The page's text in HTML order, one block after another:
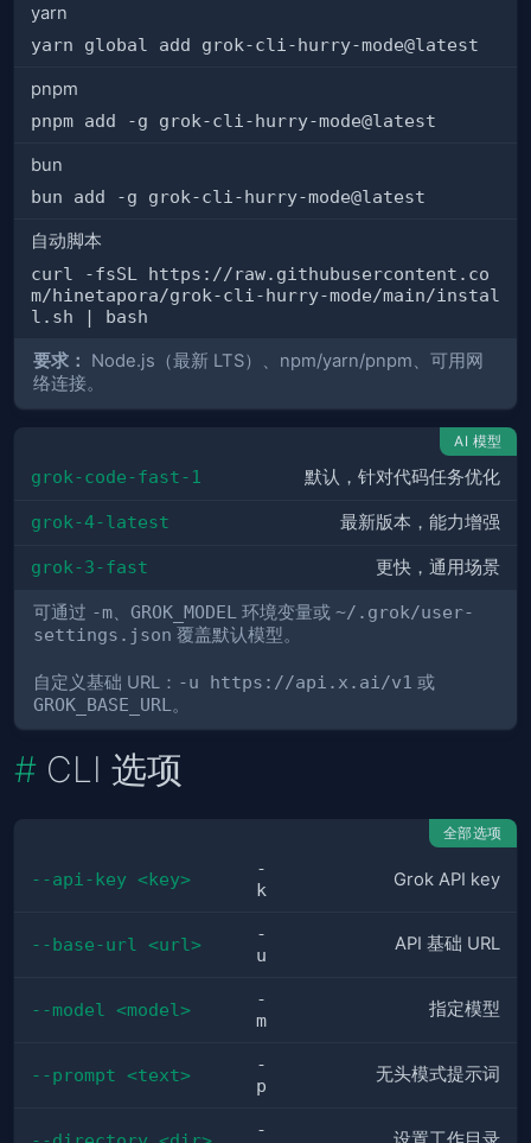
yarn
yarn global add grok-cli-hurry-mode@latest
pnpm
pnpm add -g grok-cli-hurry-mode@latest
bun
bun add -g grok-cli-hurry-mode@latest
自动脚本
curl -fsSL https://raw.githubusercontent.co
m/hinetapora/grok-cli-hurry-mode/main/instal
l.sh | bash
要求：
Node.js（最新 LTS）、npm/yarn/pnpm、可用网
络连接。
AI 模型
grok-code-fast-1 默认，针对代码任务优化
grok-4-latest 最新版本，能力增强
grok-3-fast 更快，通用场景
可通过 -m、 GROK_MODEL 环境变量或 ~/.grok/user-
settings.json 覆盖默认模型。
自定义基础 URL： -u https://api.x.ai/v1 或
GROK_BASE_URL 。
CLI 选项
全部选项
--api-key <key>
-
k
Grok API key
--base-url <url>
-
u
API 基础 URL
--model <model>
-
m
指定模型
--prompt <text>
-
p
无头模式提示词
-